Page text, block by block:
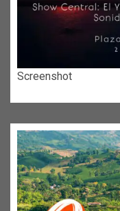
Screenshot